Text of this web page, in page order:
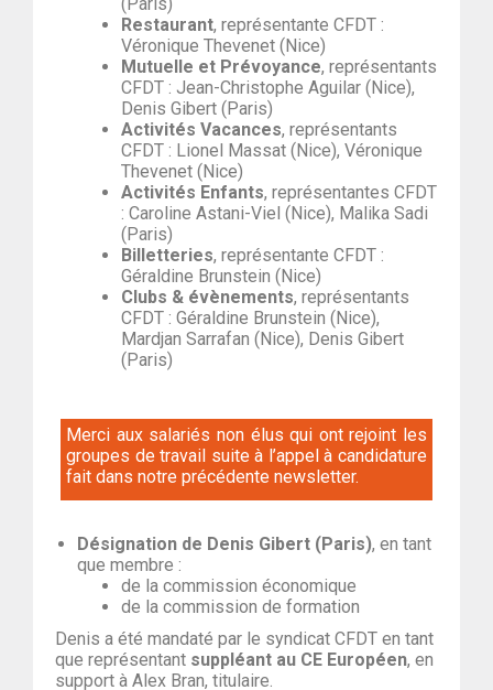
Restaurant, représentante CFDT :
Véronique Thevenet (Nice)
Mutuelle et Prévoyance, représentants
CFDT : Jean-Christophe Aguilar (Nice),
Denis Gibert (Paris)
Activités Vacances, représentants
CFDT : Lionel Massat (Nice), Véronique
Thevenet (Nice)
Activités Enfants, représentantes CFDT
: Caroline Astani-Viel (Nice), Malika Sadi
(Paris)
Billetteries, représentante CFDT :
Géraldine Brunstein (Nice)
Clubs & évènements, représentants
CFDT : Géraldine Brunstein (Nice),
Mardjan Sarrafan (Nice), Denis Gibert
(Paris)
Merci aux salariés non élus qui ont rejoint les
groupes de travail suite à l’appel à candidature
fait dans notre précédente newsletter.
Désignation de Denis Gibert (Paris), en tant
que membre :
de la commission économique
de la commission de formation
Denis a été mandaté par le syndicat CFDT en tant
que représentant suppléant au CE Européen, en
support à Alex Bran, titulaire.